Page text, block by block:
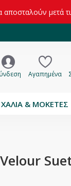
αποσταλούν μετά
Αγαπημένα
ΧΑΛΙΑ & ΜΟΚΕΤΕΣ